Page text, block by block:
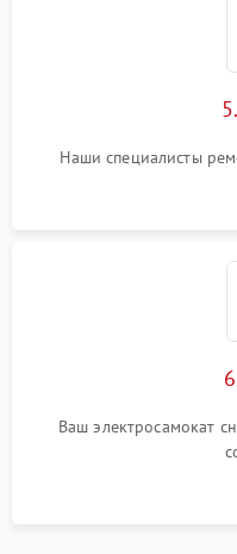
Наши специалисты
Ваш электросамокат